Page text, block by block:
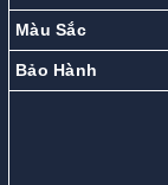
Màu Sắc
Bảo Hành